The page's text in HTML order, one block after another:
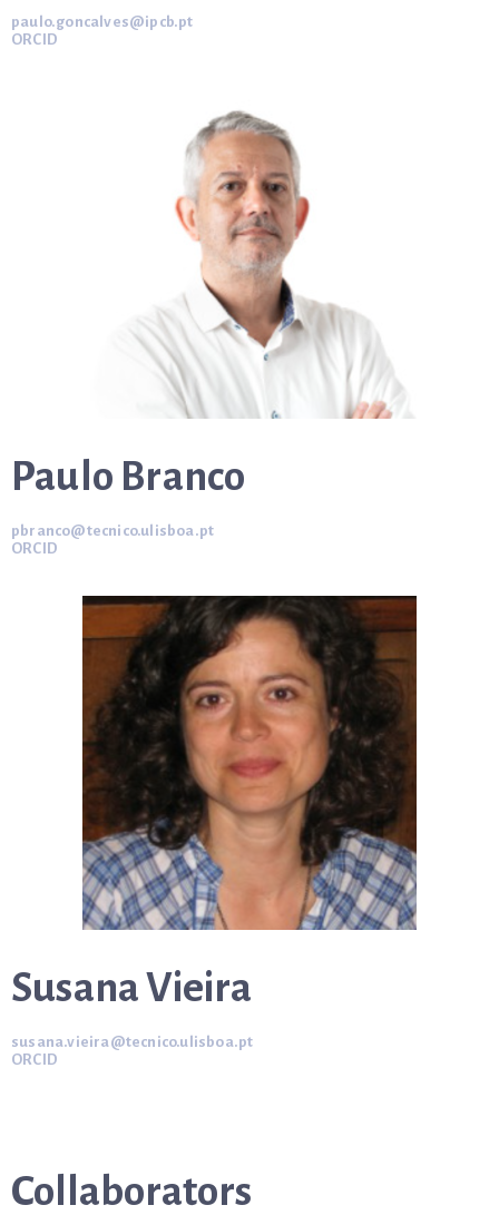
paulo.goncalves@ipcb.pt
ORCID
Paulo Branco
pbranco@tecnico.ulisboa.pt
ORCID
Susana Vieira
susana.vieira@tecnico.ulisboa.pt
ORCID
Collaborators